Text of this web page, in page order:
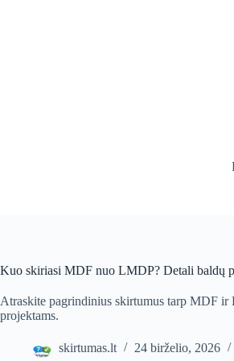
Kuo skiriasi MDF nuo LMDP? Detali baldų
Atraskite pagrindinius skirtumus tarp MDF ir
projektams.
skirtumas.lt 24 birželio, 2026